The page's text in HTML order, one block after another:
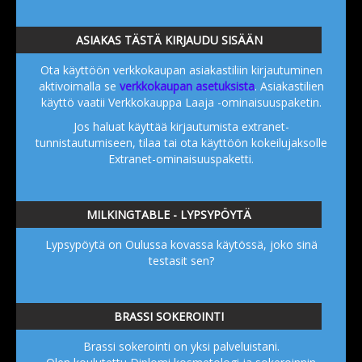
ASIAKAS TÄSTÄ KIRJAUDU SISÄÄN
Ota käyttöön verkkokaupan asiakastiliin kirjautuminen
aktivoimalla se verkkokaupan asetuksista. Asiakastilien
käyttö vaatii Verkkokauppa Laaja -ominaisuuspaketin.
Jos haluat käyttää kirjautumista extranet-
tunnistautumiseen, tilaa tai ota käyttöön kokeilujaksolle
Extranet-ominaisuuspaketti.
MILKINGTABLE - LYPSYPÖYTÄ
Lypsypöytä on Oulussa kovassa käytössä, joko sinä
testasit sen?
BRASSI SOKEROINTI
Brassi sokerointi on yksi palveluistani.